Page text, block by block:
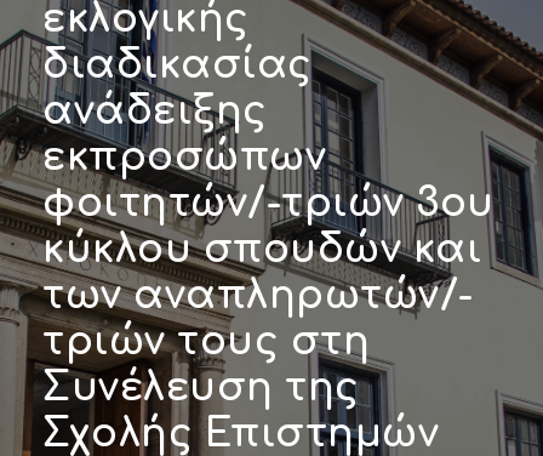
εκλογικής
διαδικασίας
ανάδειξης
εκπροσώπων
φοιτητών/-τριών 3ου
κύκλου σπουδών και
των αναπληρωτών/-
τριών τους στη
Συνέλευση της
Σχολής Επιστημών